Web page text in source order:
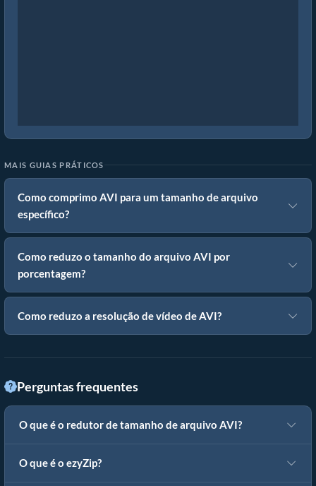
MAIS GUIAS PRÁTICOS
Como comprimo AVI para um tamanho de arquivo
específico?
Como reduzo o tamanho do arquivo AVI por
porcentagem?
Como reduzo a resolução de vídeo de AVI?
Perguntas frequentes
O que é o redutor de tamanho de arquivo AVI?
O que é o ezyZip?